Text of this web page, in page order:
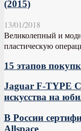
(2015)
13/01/2018
Великолепный и
пластическую
15 этапов
Jaguar F-TYPE
искусства на
В России
Allspace